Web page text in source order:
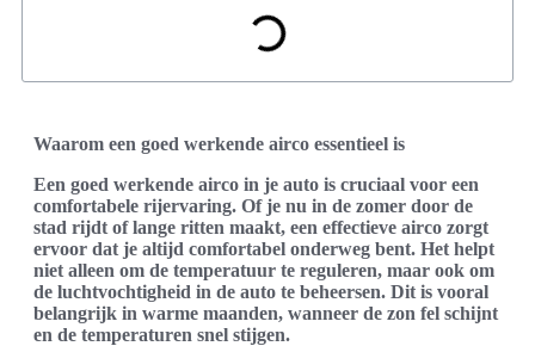
Waarom een goed werkende airco essentieel is
Een goed werkende airco in je auto is cruciaal voor een
comfortabele rijervaring. Of je nu in de zomer door de
stad rijdt of lange ritten maakt, een effectieve airco zorgt
ervoor dat je altijd comfortabel onderweg bent. Het helpt
niet alleen om de temperatuur te reguleren, maar ook om
de luchtvochtigheid in de auto te beheersen. Dit is vooral
belangrijk in warme maanden, wanneer de zon fel schijnt
en de temperaturen snel stijgen.